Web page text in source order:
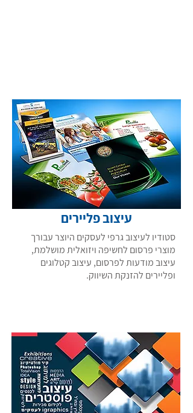
עיצוב פליירים
סטודיו לעיצוב גרפי לעסקים היוצר עבורך
מוצרי פרסום לחשיפה ויזואלית מושלמת,
עיצוב מודעות לפרסום, עיצוב קטלוגים
ופליירים להזנקת השיווק.